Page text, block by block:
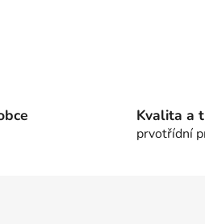
Kvalita a
prvotřídní